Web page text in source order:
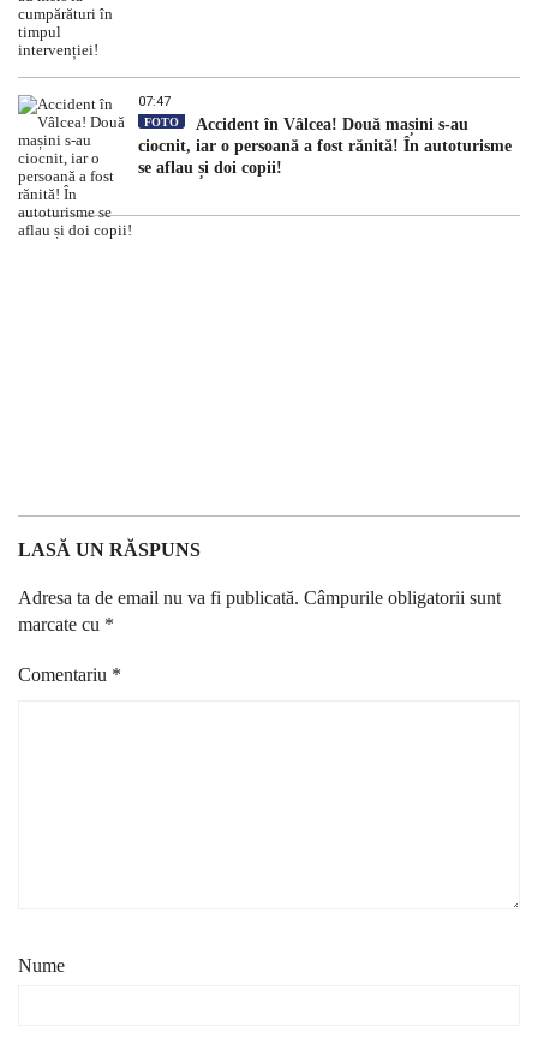
07:47
FOTO
Accident în Vâlcea! Două mașini s-au
ciocnit, iar o persoană a fost rănită! În autoturisme
se aflau și doi copii!
LASĂ UN RĂSPUNS
Adresa ta de email nu va fi publicată. Câmpurile obligatorii sunt
marcate cu *
Comentariu *
Nume